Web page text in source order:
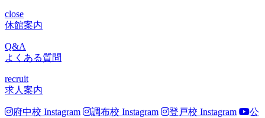
close
休館案内
Q&A
よくある質問
recruit
求人案内
府中校 Instagram 調布校 Instagram 登戸校 Instagram
公